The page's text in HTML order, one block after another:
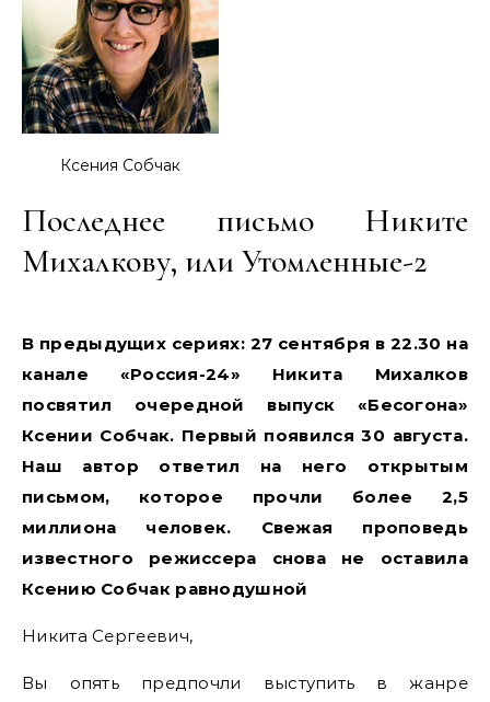
Ксения Собчак
Последнее письмо Никите
Михалкову, или Утомленные-2
В предыдущих сериях: 27 сентября в 22.30 на
канале «Россия-24» Никита Михалков
посвятил очередной выпуск «Бесогона»
Ксении Собчак. Первый появился 30 августа.
Наш автор ответил на него открытым
письмом, которое прочли более 2,5
миллиона человек. Свежая проповедь
известного режиссера снова не оставила
Ксению Собчак равнодушной
Никита Сергеевич,
Вы опять предпочли выступить в жанре